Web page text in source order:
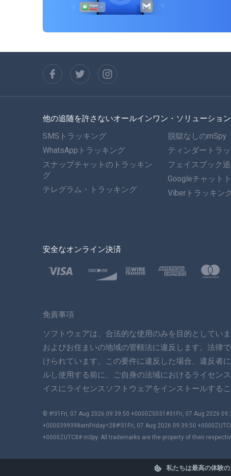
ン
私たちは最高の体験
他の追随を許さないオールインワン・ソリューション
SMSトラッキング
WhatsAppトラッキング
スナップチャットのトラッキン
グ
テレグラム・トラッキング
脱獄なしのmSpy
ティンダートラ
フェイスブック
Googleチャット
Viberトラッキン
安全なオンライン決済
免責事項
ソフトウェアは、合法的な使用のみを目的としてい
およびお住まいの地域の管轄法に違反します。法律
けられています。この要件に違反した場合、違反者
ルし使用する前に、ご自身の法域におけるライセン
イスにライセンスソフトウェアをインストールする
© #!31Fri, 07 Aug 2026 09:39:50 +0000Z5031#31Fri, 07 Aug 2026
+0000399398amFriday=28#!31Fri, 07 Aug 2026 09:39:50
+0000ZUTC8# mSpy. All trademarks are the property of their